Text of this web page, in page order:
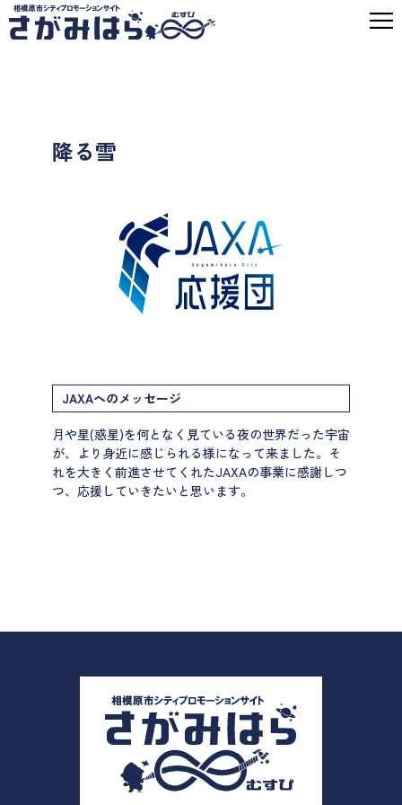
降る雪
JAXAへのメッセージ
月や星(惑星)を何となく見ている夜の世界だった宇宙
が、より身近に感じられる様になって来ました。そ
れを大きく前進させてくれたJAXAの事業に感謝しつ
つ、応援していきたいと思います。